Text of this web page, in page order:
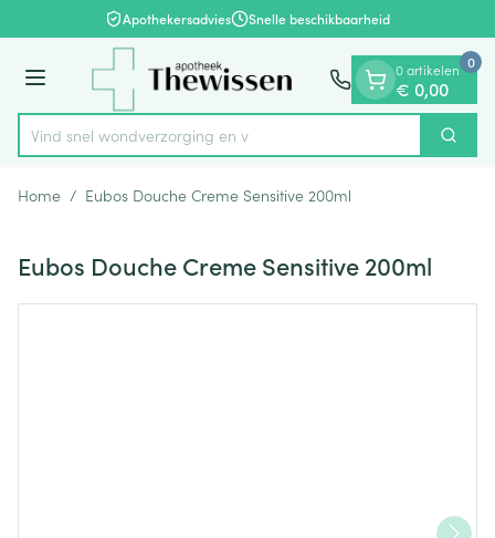
Ga naar de inhoudApothekersadvies Snelle beschikbaarheid
Menu
Product, merk, categorie...
Vind snel wondverzorg Zoek
0 artikelen
€ 0,00
0
Home / Eubos Douche Creme Sensitive 200ml
Eubos Douche Creme Sensitive 200ml